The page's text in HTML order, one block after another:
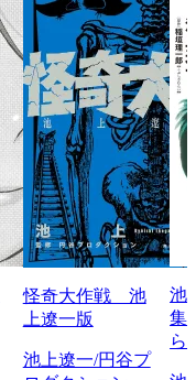
怪奇大作戦 池
上遼一版
池上遼一/円谷プ
池
集
ら